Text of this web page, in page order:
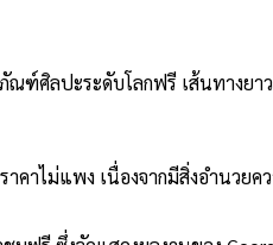
ฑ์ศิลปะระดับโลกฟรี เส้นทาง
าคาไม่แพง เนื่องจากมีสิ่งอำน